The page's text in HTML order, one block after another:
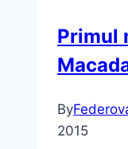
Primul
By
2015